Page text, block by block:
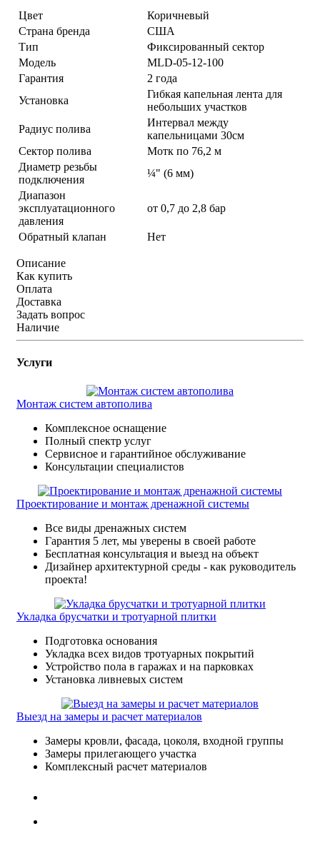
Цвет
Коричневый
Страна бренда
США
Тип
Фиксированный сектор
Модель
MLD-05-12-100
Гарантия
2 года
Установка
Гибкая капельная лента для
небольших участков
Радиус полива
Интервал между
капельницами 30см
Сектор полива
Мотк по 76,2 м
Диаметр резьбы
подключения
¼" (6 мм)
Диапазон
эксплуатационного
давления
от 0,7 до 2,8 бар
Обратный клапан Нет
Описание
Как купить
Оплата
Доставка
Задать вопрос
Наличие
Услуги
Монтаж систем автополива
Комплексное оснащение
Полный спектр услуг
Сервисное и гарантийное обслуживание
Консультации специалистов
Проектирование и монтаж дренажной системы
Все виды дренажных систем
Гарантия 5 лет, мы уверены в своей работе
Бесплатная консультация и выезд на объект
Дизайнер архитектурной среды - как руководитель
проекта!
Укладка брусчатки и тротуарной плитки
Подготовка основания
Укладка всех видов тротуарных покрытий
Устройство пола в гаражах и на парковках
Установка ливневых систем
Выезд на замеры и расчет материалов
Замеры кровли, фасада, цоколя, входной группы
Замеры прилегающего участка
Комплексный расчет материалов